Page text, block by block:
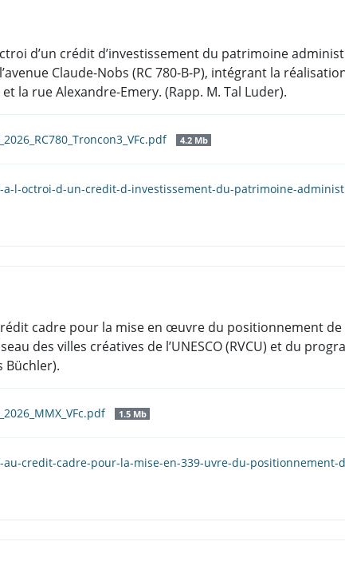
d’un crédit d’investissement du patrimoine
Claude-Nobs (RC 780-B-P), intégrant la
la rue Alexandre-Emery. (Rapp. M. Tal Luder).
4.2 Mb
l-octroi-d-un-credit-d-investissement-du-patrimoine-
cadre pour la mise en œuvre du positionnement de
des villes créatives de l’UNESCO (RVCU) et du
Büchler).
1.5 Mb
credit-cadre-pour-la-mise-en-339-uvre-du-positionnement-